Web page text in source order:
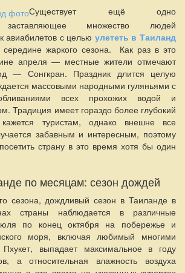
Существует ещё одно
заставляющее множество людей
авиабилетов с целью улететь в Таиланд
жаркого сезона. Как раз в это
апреля — местные жители отмечают
— Сонгкран. Праздник длится целую
массовыми народными гуляньями с
всех прохожих водой и
Традиция имеет гораздо более глубокий
туристам, однако внешне все
забавным и интересным, поэтому
страну в это время хотя бы один
по месяцам: сезон дождей
сезона, дождливый сезон в Таиланде в
страны наблюдается в различные
по конец октября на побережье и
моря, включая любимый многими
Пхукет, выпадает максимальное в году
а относительная влажность воздуха